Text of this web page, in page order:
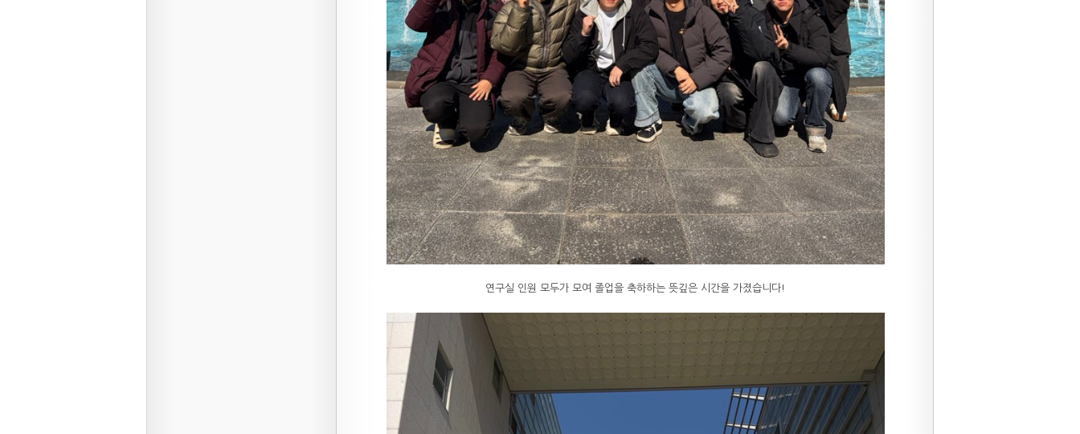
연구실 인원 모두가 모여 졸업을 축하하는 뜻깊은 시간을 가졌습니다!